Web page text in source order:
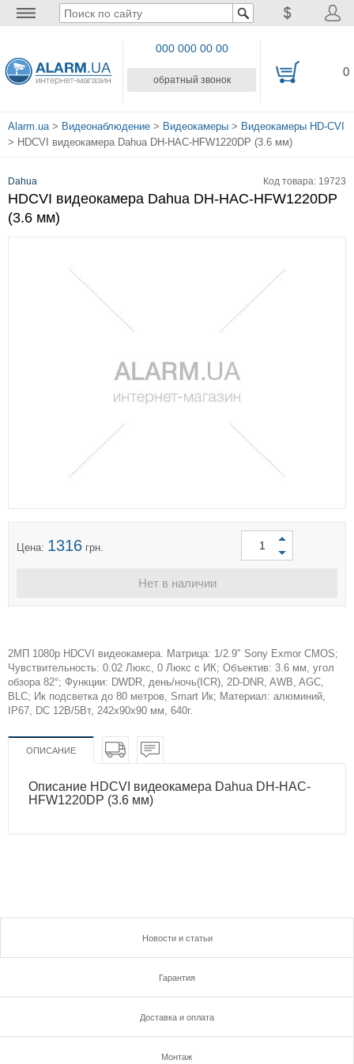
000 000 00 00
обратный звонок
0
Alarm.ua> Видеонаблюдение > Видеокамеры > Видеокамеры HD-CVI
> HDCVI видеокамера Dahua DH-HAC-HFW1220DP (3.6 мм)
Dahua Код товара: 19723
HDCVI видеокамера Dahua DH-HAC-HFW1220DP
(3.6 мм)
Цена: 1316 грн.
Нет в наличии
2МП 1080p HDCVI видеокамера. Матрица: 1/2.9" Sony Exmor CMOS;
Чувствительность: 0.02 Люкс, 0 Люкс с ИК; Объектив: 3.6 мм, угол
обзора 82°; Функции: DWDR, день/ночь(ICR), 2D-DNR, AWB, AGC,
BLC; Ик подсветка до 80 метров, Smart Ик; Материал: алюминий,
IP67, DC 12В/5Вт, 242x90x90 мм, 640г.
ОПИСАНИЕ
Описание HDCVI видеокамера Dahua DH-HAC-
HFW1220DP (3.6 мм)
Новости и статьи
Гарантия
Доставка и оплата
Монтаж